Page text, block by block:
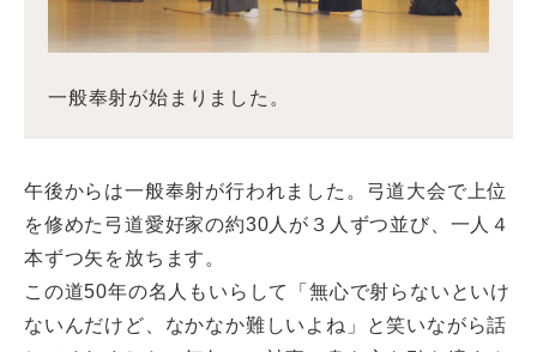
一般奉射が始まりました。
午後からは一般奉射が行われました。弓道大会で上位
を修めた弓道愛好家の約30人が３人ずつ並び、一人４
本ずつ矢を放ちます。
この道50年の名人もいらして「無心で射らないといけ
ないんだけど、なかなか難しいよね」と笑いながら話